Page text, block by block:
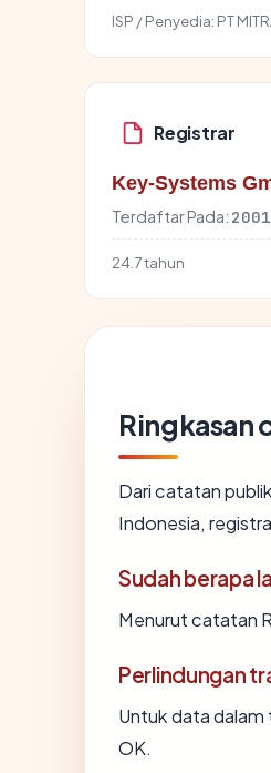
ISP / Penyedia: PT
Registrar
Key-Systems
Terdaftar Pada:
24.7 tahun
Ringkasan
Dari catatan
Indonesia,
Sudah berapa
Menurut catatan
Perlindungan
Untuk data
OK.